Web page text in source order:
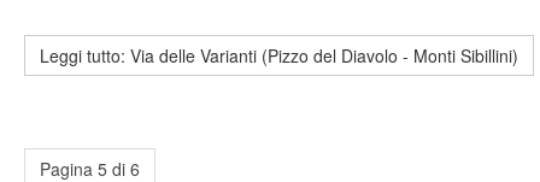
Leggi tutto: Via delle Varianti (Pizzo del Diavolo - Monti Sibillini)
Pagina 5 di 6